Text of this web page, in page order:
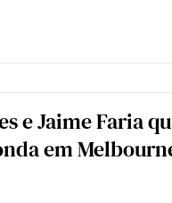
e Jaime Faria
em